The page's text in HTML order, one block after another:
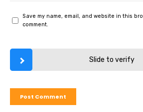
Save my name, email, and website in this
comment.
Slide to verify